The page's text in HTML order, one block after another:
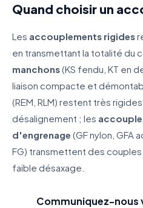
Quand choisir un
Les accouplements rigides
en transmettant la totalité du
manchons(KS fendu, KT en
liaison compacte et
(REM, RLM) restent très
désalignement ; les
d'engrenage (GF nylon, GFA
FG) transmettent des
faible désaxage.
Communiquez-nous